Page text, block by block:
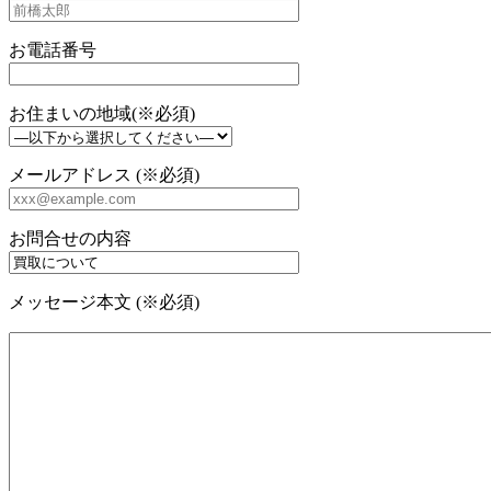
お電話番号
お住まいの地域(※必須)
メールアドレス (※必須)
お問合せの内容
メッセージ本文 (※必須)